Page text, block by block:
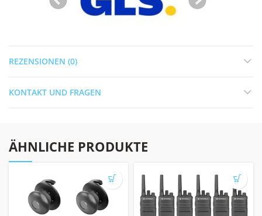
REZENSIONEN (0)
KONTAKT UND FRAGEN
ÄHNLICHE PRODUKTE